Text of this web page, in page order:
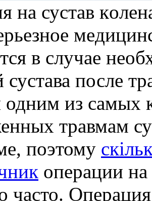
нa сустaв
в случае
после
одним из самых
травмам
поэтому
операции на
часто.